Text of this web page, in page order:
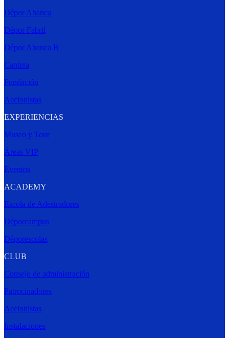
Dépor Abanca
Dépor Fabril
Dépor Abanca B
Cantera
Fundación
Accionistas
EXPERIENCIAS
Museo y Tour
Áreas VIP
Eventos
ACADEMY
Escola de Adestradores
Déporcampus
Déporescolas
CLUB
Consejo de administración
Patrocinadores
Accionistas
Instalaciones